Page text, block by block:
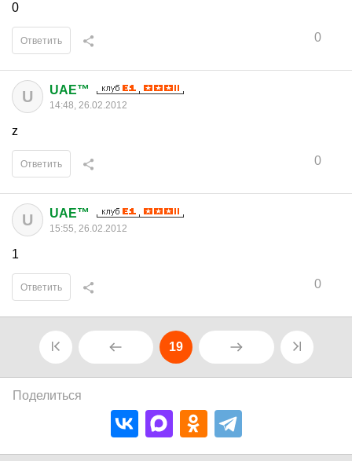
0
0
Ответить
U UAE™
14:48, 26.02.2012
z
0
Ответить
U UAE™
15:55, 26.02.2012
1
0
Ответить
19
Поделиться